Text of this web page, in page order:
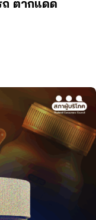
ถ ตากแดด